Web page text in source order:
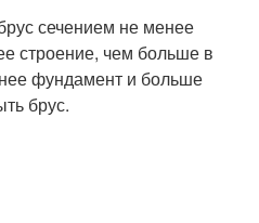
сечением не менее
строение, чем больше в
фундамент и больше
брус.